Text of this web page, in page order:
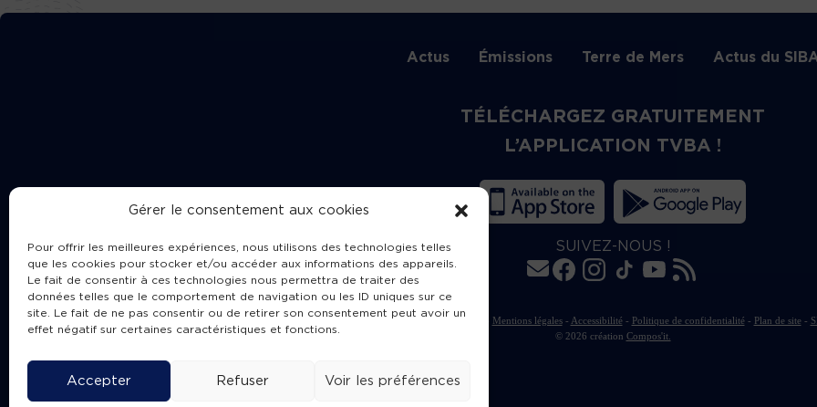
Gérer le consentement aux cookies
Pour offrir les meilleures expériences, nous utilisons des technologies telles
que les cookies pour stocker et/ou accéder aux informations des appareils.
Le fait de consentir à ces technologies nous permettra de traiter des
données telles que le comportement de navigation ou les ID uniques sur ce
site. Le fait de ne pas consentir ou de retirer son consentement peut avoir un
effet négatif sur certaines caractéristiques et fonctions.
Accepter Refuser Voir les préférences
Actus Émissions Terre de Mers Actus du
TÉLÉCHARGEZ GRATUITEMENT
L’APPLICATION TVBA !
SUIVEZ-NOUS !
Charte de publication Mentions légales- Accessibilité- Politique de confidentialité- Plan de site-
© 2026 création Compos'it.